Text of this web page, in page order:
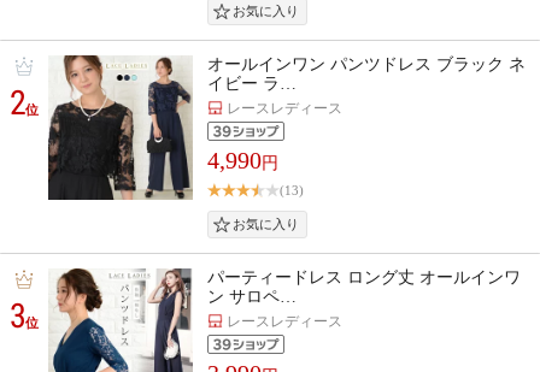
2位
オールインワン パンツドレス ブラック ネ
イビー ラ…
レースレディース
4,990円
(13)
3位
パーティードレス ロング丈 オールインワ
ン サロペ…
レースレディース